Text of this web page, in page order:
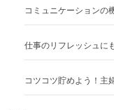
コミュニケーションの
仕事のリフレッシュに
コツコツ貯めよう！主